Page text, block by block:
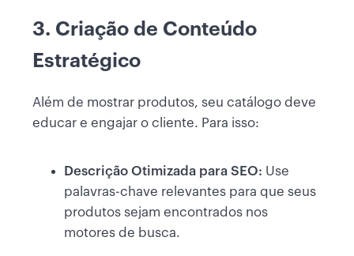
3. Criação de Conteúdo
Estratégico
Além de mostrar produtos, seu catálogo deve
educar e engajar o cliente. Para isso:
Descrição Otimizada para SEO: Use
palavras-chave relevantes para que seus
produtos sejam encontrados nos
motores de busca.